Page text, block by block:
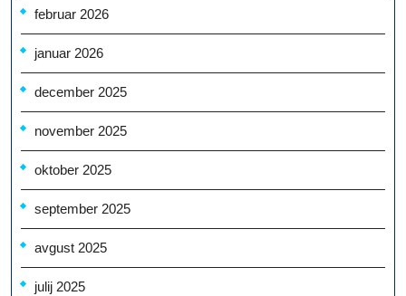
februar 2026
januar 2026
december 2025
november 2025
oktober 2025
september 2025
avgust 2025
julij 2025